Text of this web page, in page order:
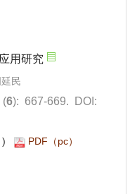
): 667-669. DOI:
)